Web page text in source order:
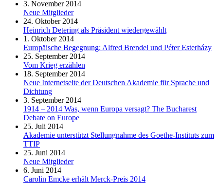
3. November 2014
Neue Mitglieder
24. Oktober 2014
Heinrich Detering als Präsident wiedergewählt
1. Oktober 2014
Europäische Begegnung: Alfred Brendel und Péter Esterházy
25. September 2014
Vom Krieg erzählen
18. September 2014
Neue Internetseite der Deutschen Akademie für Sprache und
Dichtung
3. September 2014
1914 – 2014 Was, wenn Europa versagt? The Bucharest
Debate on Europe
25. Juli 2014
Akademie unterstützt Stellungnahme des Goethe-Instituts zum
TTIP
25. Juni 2014
Neue Mitglieder
6. Juni 2014
Carolin Emcke erhält Merck-Preis 2014